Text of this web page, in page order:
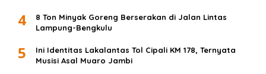
4
8 Ton Minyak Goreng Berserakan di Jalan Lintas
Lampung-Bengkulu
5
Ini Identitas Lakalantas Tol Cipali KM 178, Ternyata
Musisi Asal Muaro Jambi